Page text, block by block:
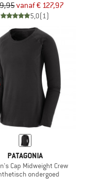
vanaf € 127,97
5,0(1)
PATAGONIA
Cap Midweight Crew
ondergoed